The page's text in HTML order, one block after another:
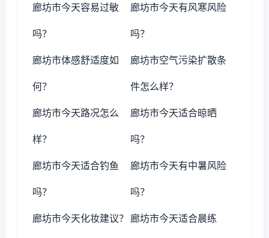
廊坊市今天容易过敏
吗？
廊坊市今天有风寒风险
吗？
廊坊市体感舒适度如
何？
廊坊市空气污染扩散条
件怎么样？
廊坊市今天路况怎么
样？
廊坊市今天适合晾晒
吗？
廊坊市今天适合钓鱼
吗？
廊坊市今天有中暑风险
吗？
廊坊市今天化妆建议？ 廊坊市今天适合晨练